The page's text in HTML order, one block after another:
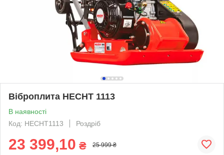
Віброплита HECHT 1113
В наявності
Код: HECHT1113
Роздріб
23 399,10 ₴ 25 999 ₴